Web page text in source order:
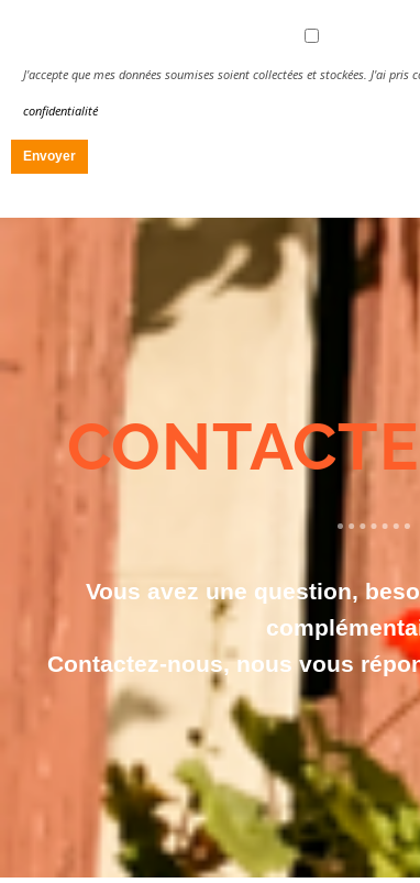
J'accepte que mes données soumises soient collectées et stockées. J'ai pris
confidentialité
Vous avez une question,
Contactez-nous, nous vous